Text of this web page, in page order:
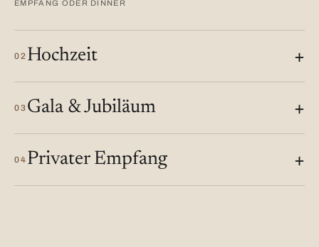
EMPFANG ODER DINNER
02 Hochzeit
03 Gala & Jubiläum
04 Privater Empfang